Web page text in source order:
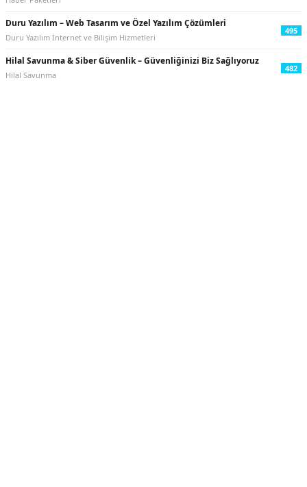
Duru Yazılım – Web Tasarım ve Özel Yazılım Çözümleri
Duru Yazılım İnternet ve Bilişim Hizmetleri
495
Hilal Savunma & Siber Güvenlik – Güvenliğinizi Biz Sağlıyoruz
Hilal Savunma
482